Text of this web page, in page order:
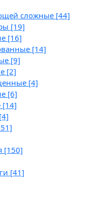
сложные [44]
[19]
[16]
[14]
[9]
[2]
[4]
[6]
[14]
[4]
[150]
[41]